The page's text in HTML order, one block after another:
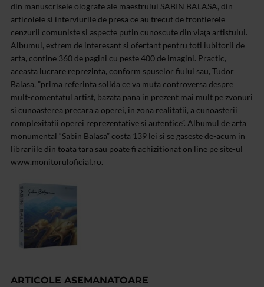
din manuscrisele olografe ale maestrului SABIN BALASA, din
articolele si interviurile de presa ce au trecut de frontierele
cenzurii comuniste si aspecte putin cunoscute din viaţa artistului.
Albumul, extrem de interesant si ofertant pentru toti iubitorii de
arta, contine 360 de pagini cu peste 400 de imagini. Practic,
aceasta lucrare reprezinta, conform spuselor fiului sau, Tudor
Balasa, ”prima referinta solida ce va muta controversa despre
mult-comentatul artist, bazata pana in prezent mai mult pe zvonuri
si cunoasterea precara a operei, in zona realitatii, a cunoasterii
complexitatii operei reprezentative si autentice”. Albumul de arta
monumental “Sabin Balasa” costa 139 lei si se gaseste de-acum in
librariile din toata tara sau poate fi achizitionat on line pe site-ul
www.monitoruloficial.ro.
ARTICOLE ASEMANATOARE